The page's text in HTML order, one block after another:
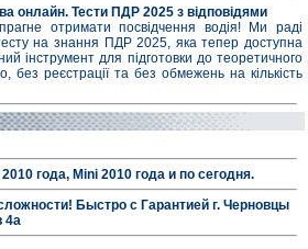
онлайн. Тести ПДР 2025 з відповідями
отримати посвідчення водія! Ми раді
на знання ПДР 2025, яка тепер доступна
інструмент для підготовки до теоретичного
реєстрації та без обмежень на кількість
года, Mini 2010 года и по сегодня.
Быстро с Гарантией г. Черновцы
4а